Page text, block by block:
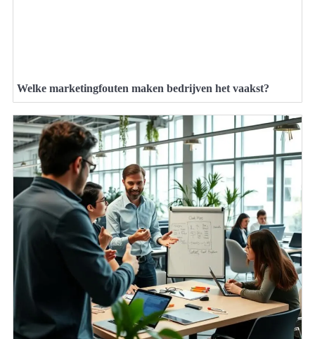
Welke marketingfouten maken bedrijven het vaakst?